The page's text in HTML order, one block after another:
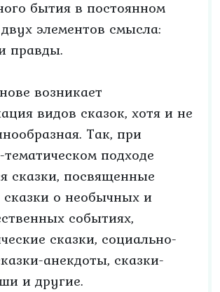
бытия в постоянном
элементов смысла:
правды.
возникает
видов сказок, хотя и не
Так, при
подходе
сказки, посвященные
о необычных и
событиях,
сказки, социально-
анекдоты, сказки-
и другие.